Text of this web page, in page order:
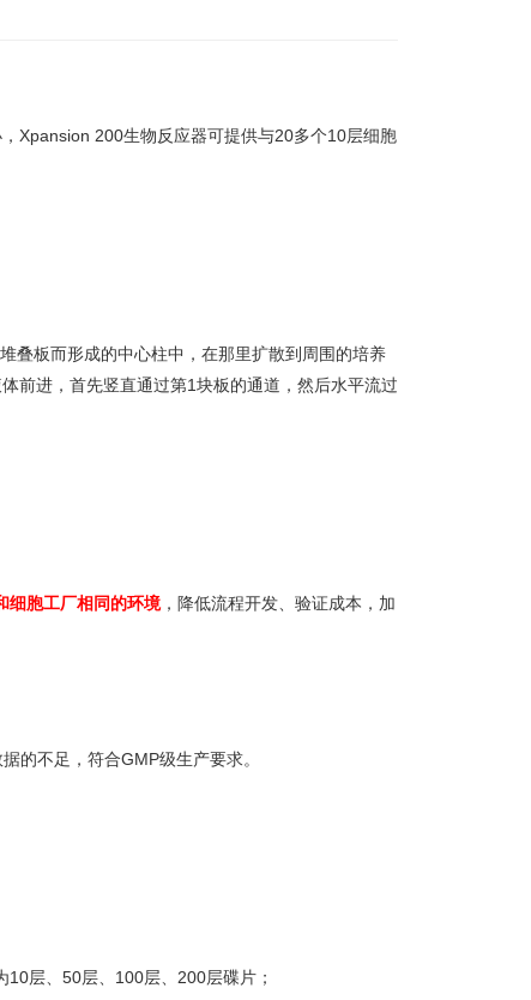
Xpansion 200生物反应器可提供与20多个10层细胞
叠板而形成的中心柱中，在那里扩散到周围的培养
前进，首先竖直通过第1块板的通道，然后水平流过
细胞工厂相同的环境，降低流程开发、验证成本，加
的不足，符合GMP级生产要求。
层、50层、100层、200层碟片；